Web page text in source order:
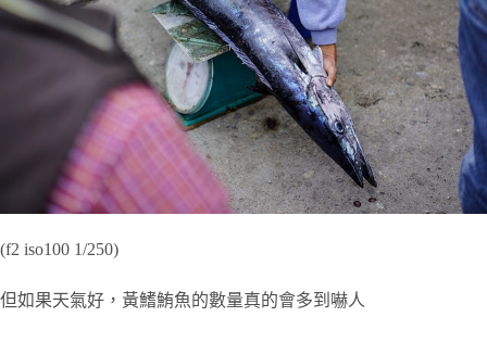
(f2 iso100 1/250)
但如果天氣好，黃鰭鮪魚的數量真的會多到嚇人